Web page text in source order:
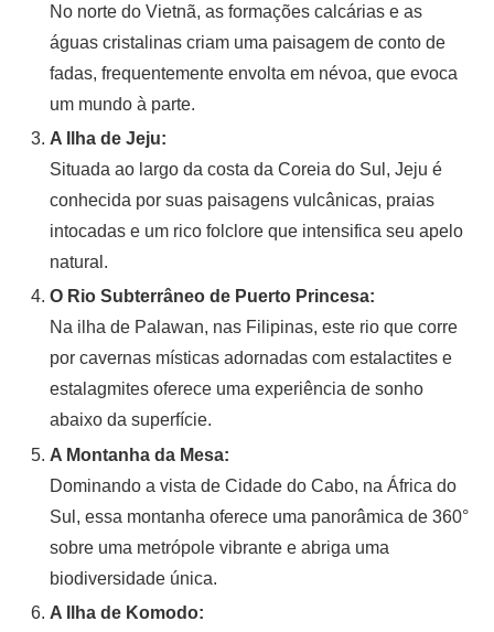
No norte do Vietnã, as formações calcárias e as
águas cristalinas criam uma paisagem de conto de
fadas, frequentemente envolta em névoa, que evoca
um mundo à parte.
A Ilha de Jeju:
Situada ao largo da costa da Coreia do Sul, Jeju é
conhecida por suas paisagens vulcânicas, praias
intocadas e um rico folclore que intensifica seu apelo
natural.
O Rio Subterrâneo de Puerto Princesa:
Na ilha de Palawan, nas Filipinas, este rio que corre
por cavernas místicas adornadas com estalactites e
estalagmites oferece uma experiência de sonho
abaixo da superfície.
A Montanha da Mesa:
Dominando a vista de Cidade do Cabo, na África do
Sul, essa montanha oferece uma panorâmica de 360°
sobre uma metrópole vibrante e abriga uma
biodiversidade única.
A Ilha de Komodo: